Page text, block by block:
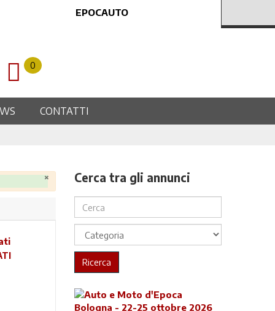
EPOCAUTO
0
CONTATTI
× Cerca tra gli annunci
Ricerca